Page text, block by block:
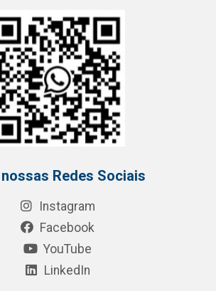
Redes Sociais
Instagram
Facebook
YouTube
LinkedIn